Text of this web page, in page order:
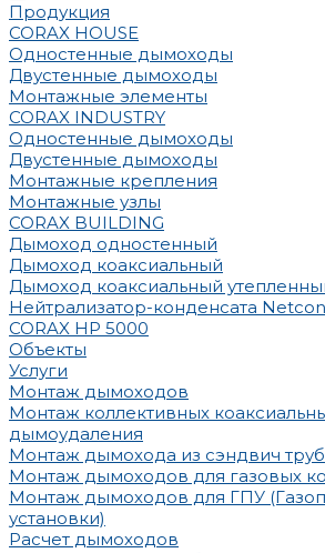
Продукция
CORAX HOUSE
Одностенные дымоходы
Двустенные дымоходы
Монтажные элементы
CORAX INDUSTRY
Одностенные дымоходы
Двустенные дымоходы
Монтажные крепления
Монтажные узлы
CORAX BUILDING
Дымоход одностенный
Дымоход коаксиальный
Дымоход коаксиальный
Нейтрализатор-конденсата Netcon
CORAX HP 5000
Объекты
Услуги
Монтаж дымоходов
Монтаж коллективных
дымоудаления
Монтаж дымохода из сэндвич труб
Монтаж дымоходов для газовых
Монтаж дымоходов для ГПУ
установки)
Расчет дымоходов